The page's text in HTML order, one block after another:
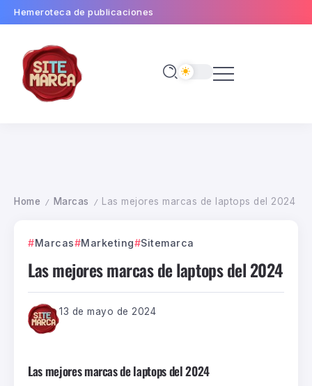
Hemeroteca de publicaciones
Home / Marcas / Las mejores marcas de laptops del 2024
Marcas Marketing Sitemarca
Las mejores marcas de laptops del 2024
13 de mayo de 2024
Las mejores marcas de laptops del 2024